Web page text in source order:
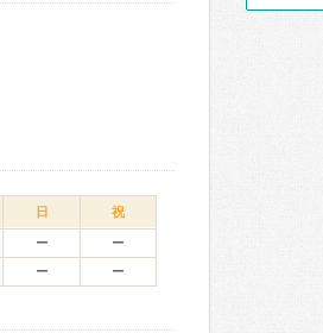
日 祝
ー
ー
ー ー